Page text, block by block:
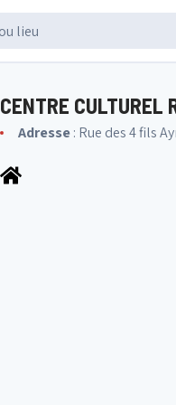
CENTRE CULTUREL
Adresse: Rue des 4 fils